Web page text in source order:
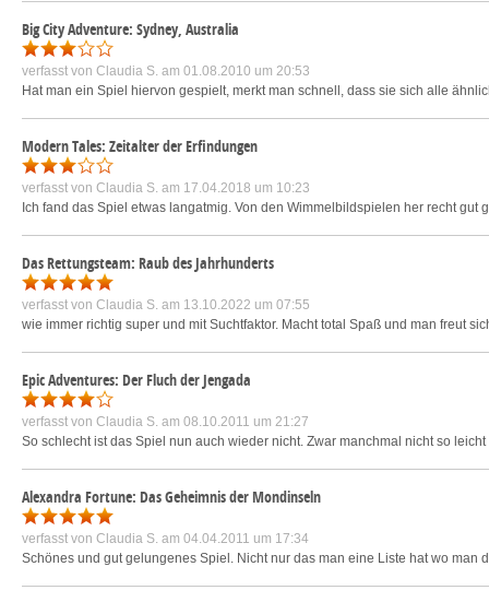
Big City Adventure: Sydney, Australia
verfasst von Claudia S. am 01.08.2010 um 20:53
Hat man ein Spiel hiervon gespielt, merkt man schnell, dass sie sich alle
Modern Tales: Zeitalter der Erfindungen
verfasst von Claudia S. am 17.04.2018 um 10:23
Ich fand das Spiel etwas langatmig. Von den Wimmelbildspielen her recht
Das Rettungsteam: Raub des Jahrhunderts
verfasst von Claudia S. am 13.10.2022 um 07:55
wie immer richtig super und mit Suchtfaktor. Macht total Spaß und man freut
Epic Adventures: Der Fluch der Jengada
verfasst von Claudia S. am 08.10.2011 um 21:27
So schlecht ist das Spiel nun auch wieder nicht. Zwar manchmal nicht so
Alexandra Fortune: Das Geheimnis der Mondinseln
verfasst von Claudia S. am 04.04.2011 um 17:34
Schönes und gut gelungenes Spiel. Nicht nur das man eine Liste hat wo